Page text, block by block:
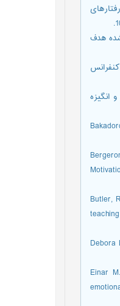
سیدعبدالله. (1391). مقایسه رفتارهای
شده هدف
کنفرانس
پیشرفت و انگیزه
Butler,
Debora
Einar